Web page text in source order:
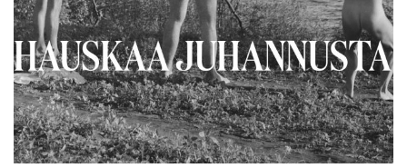
ON-DEMAND
PODCAST
MAINOSTA
YHTEYSTIEDOT